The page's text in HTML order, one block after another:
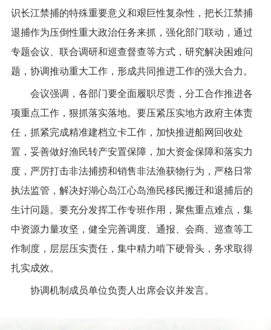
识长江禁捕的特殊重要意义和艰巨性复杂性，把长江禁捕
退捕作为压倒性重大政治任务来抓，强化部门联动，通过
专题会议、联合调研和巡查督查等方式，研究解决困难问
题，协调推动重大工作，形成共同推进工作的强大合力。
会议强调，各部门要全面履职尽责，分工合作推进各
项重点工作，狠抓落实落地。要压紧压实地方政府主体责
任，抓紧完成精准建档立卡工作，加快推进船网回收处
置，妥善做好渔民转产安置保障，加大资金保障和落实力
度，严厉打击非法捕捞和销售非法渔获物行为，严格日常
执法监管，解决好湖心岛江心岛渔民移民搬迁和退捕后的
生计问题。要充分发挥工作专班作用，聚焦重点难点，集
中资源力量攻坚，健全完善调度、通报、会商、巡查等工
作制度，层层压实责任，集中精力啃下硬骨头，务求取得
扎实成效。
协调机制成员单位负责人出席会议并发言。